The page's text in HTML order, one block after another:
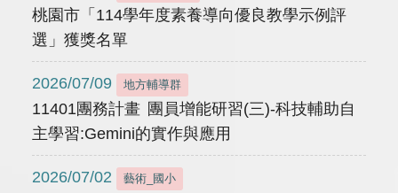
桃園市「114學年度素養導向優良教學示例評
選」獲獎名單
2026/07/09 地方輔導群
11401團務計畫 團員增能研習(三)-科技輔助自
主學習:Gemini的實作與應用
2026/07/02 藝術_國小